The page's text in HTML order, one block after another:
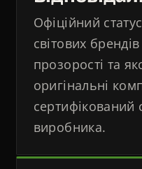
Офіційний
світових
прозорості та
оригінальні
сертифікований
виробника.